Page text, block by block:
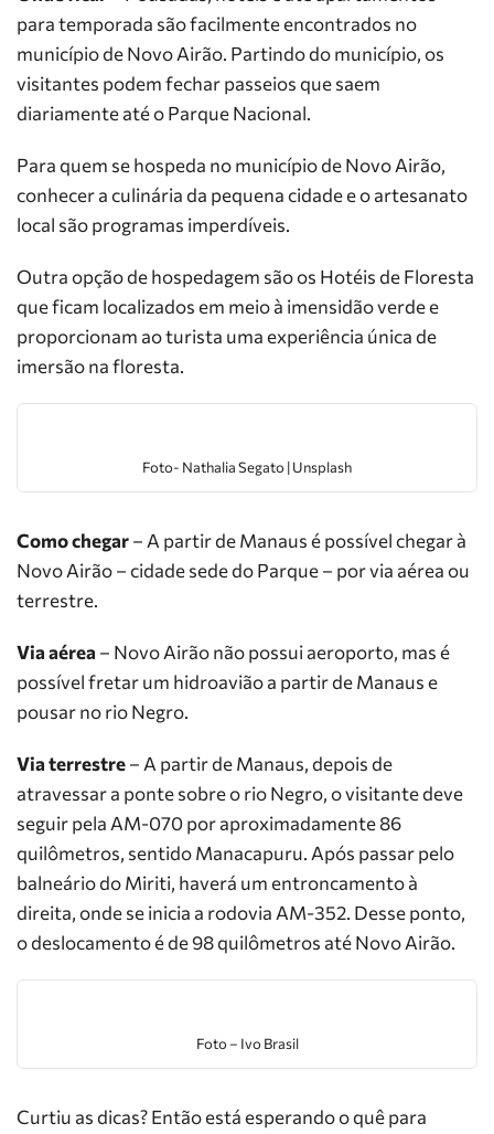
para temporada são facilmente encontrados no
município de Novo Airão. Partindo do município, os
visitantes podem fechar passeios que saem
diariamente até o Parque Nacional.
Para quem se hospeda no município de Novo Airão,
conhecer a culinária da pequena cidade e o artesanato
local são programas imperdíveis.
Outra opção de hospedagem são os Hotéis de Floresta
que ficam localizados em meio à imensidão verde e
proporcionam ao turista uma experiência única de
imersão na floresta.
Foto- Nathalia Segato | Unsplash
Como chegar– A partir de Manaus é possível chegar à
Novo Airão – cidade sede do Parque – por via aérea ou
terrestre.
Via aérea – Novo Airão não possui aeroporto, mas é
possível fretar um hidroavião a partir de Manaus e
pousar no rio Negro.
Via terrestre– A partir de Manaus, depois de
atravessar a ponte sobre o rio Negro, o visitante deve
seguir pela AM-070 por aproximadamente 86
quilômetros, sentido Manacapuru. Após passar pelo
balneário do Miriti, haverá um entroncamento à
direita, onde se inicia a rodovia AM-352. Desse ponto,
o deslocamento é de 98 quilômetros até Novo Airão.
Foto – Ivo Brasil
Curtiu as dicas? Então está esperando o quê para